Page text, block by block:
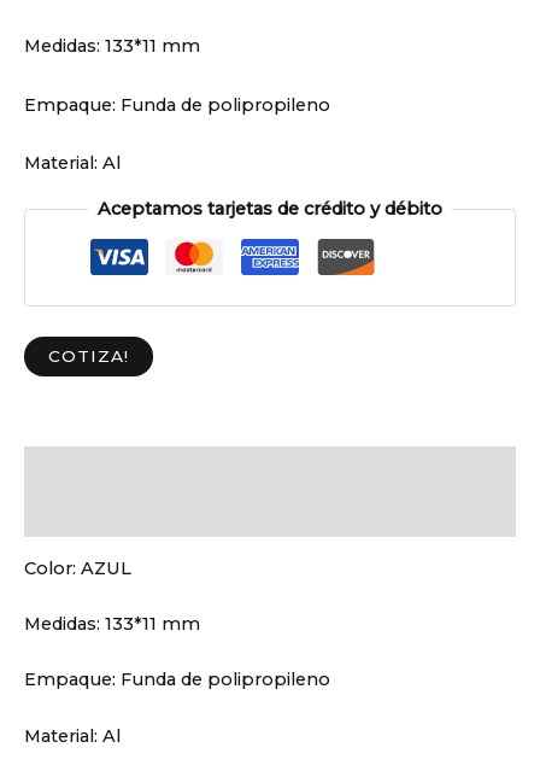
Medidas: 133*11 mm
Empaque: Funda de polipropileno
Material: Al
Aceptamos tarjetas de crédito y débito
COTIZA!
Color: AZUL
Medidas: 133*11 mm
Empaque: Funda de polipropileno
Material: Al